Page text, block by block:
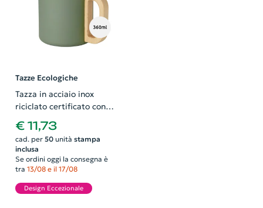
Tazze Ecologiche
Tazza in acciaio inox
riciclato certificato con
manico in legno di faggio
e isolamento sottovuoto
in rame da 360ml
€ 11,73
cad. per 50unità stampa
inclusa
Se ordini oggi la consegna è
tra 13/08 e il 17/08
Design Eccezionale